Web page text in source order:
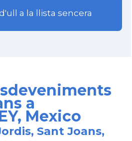
a la llista sencera
a
Mexico
Sant Joans,